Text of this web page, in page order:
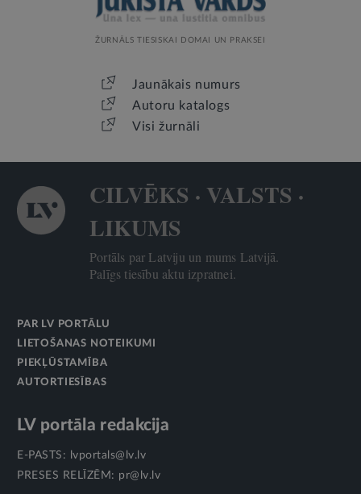
ŽURNĀLS TIESISKAI DOMAI UN PRAKSEI
Jaunākais numurs
Autoru katalogs
Visi žurnāli
CILVĒKS · VALSTS ·
LIKUMS
Portāls par Latviju un mums Latvijā.
Palīgs tiesību aktu izpratnei.
PAR LV PORTĀLU
LIETOŠANAS NOTEIKUMI
PIEKĻŪSTAMĪBA
AUTORTIESĪBAS
LV portāla redakcija
E-PASTS:
lvportals@lv.lv
PRESES RELĪZĒM: pr@lv.lv